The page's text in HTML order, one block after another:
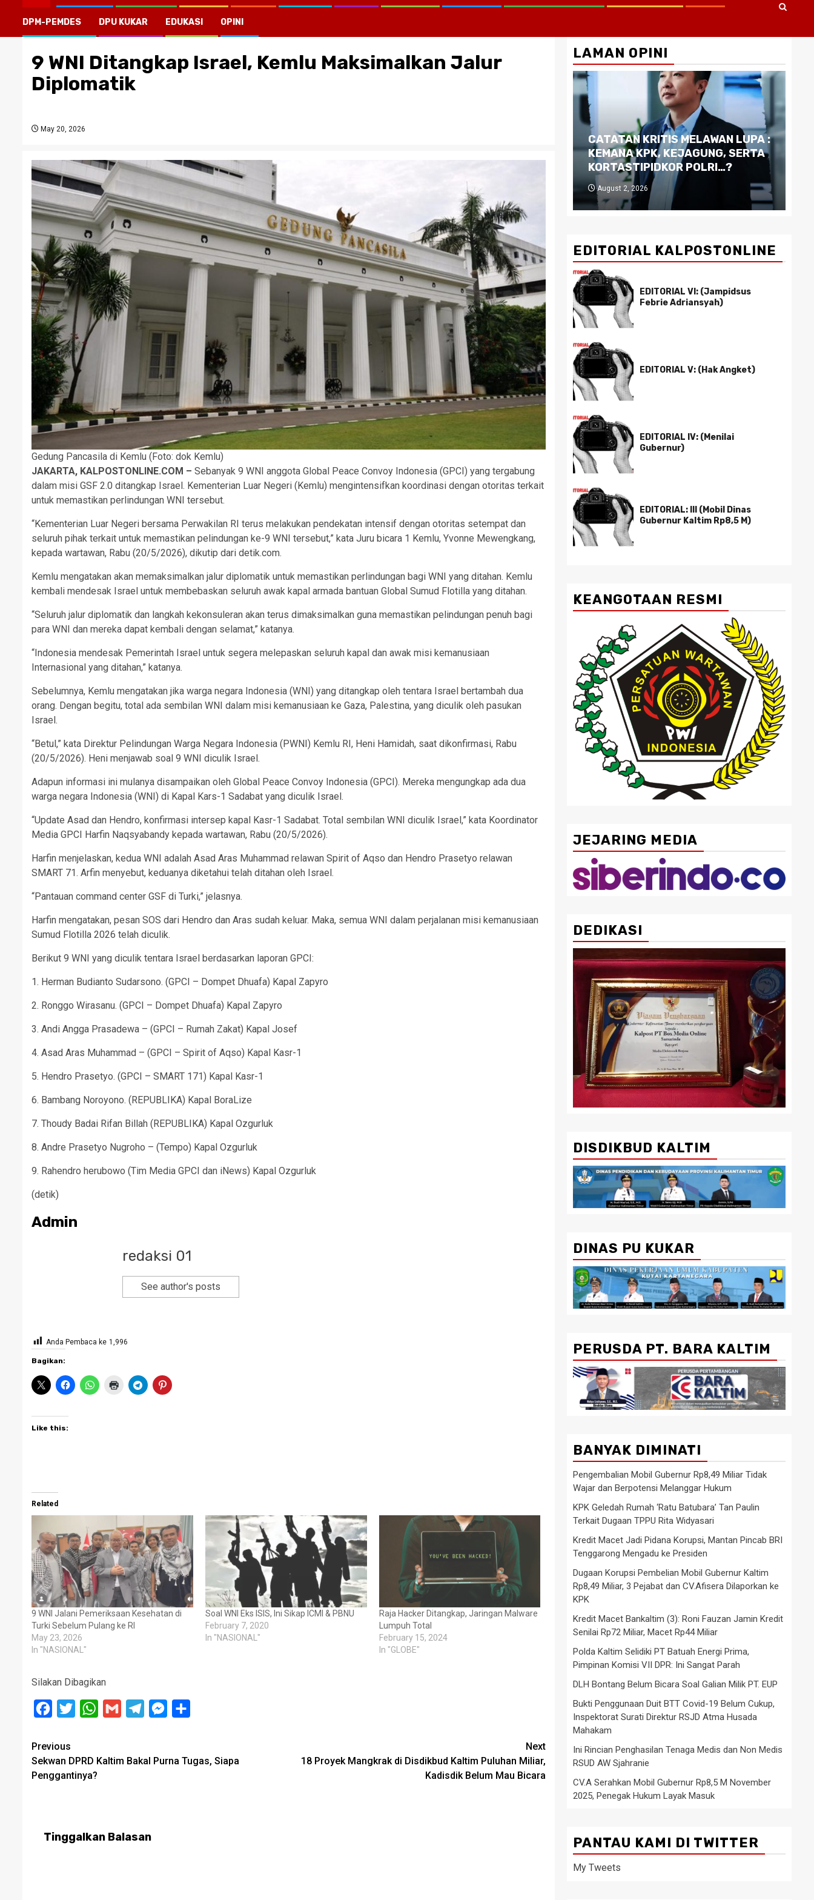
DPM-PEMDES DPU KUKAR EDUKASI OPINI
9 WNI Ditangkap Israel, Kemlu Maksimalkan Jalur
Diplomatik
May 20, 2026
Gedung Pancasila di Kemlu (Foto: dok Kemlu)
JAKARTA, KALPOSTONLINE.COM – Sebanyak 9 WNI anggota Global Peace Convoy Indonesia (GPCI) yang tergabung
dalam misi GSF 2.0 ditangkap Israel. Kementerian Luar Negeri (Kemlu) mengintensifkan koordinasi dengan otoritas terkait
untuk memastikan perlindungan WNI tersebut.
“Kementerian Luar Negeri bersama Perwakilan RI terus melakukan pendekatan intensif dengan otoritas setempat dan
seluruh pihak terkait untuk memastikan pelindungan ke-9 WNI tersebut,” kata Juru bicara 1 Kemlu, Yvonne Mewengkang,
kepada wartawan, Rabu (20/5/2026), dikutip dari detik.com.
Kemlu mengatakan akan memaksimalkan jalur diplomatik untuk memastikan perlindungan bagi WNI yang ditahan. Kemlu
kembali mendesak Israel untuk membebaskan seluruh awak kapal armada bantuan Global Sumud Flotilla yang ditahan.
“Seluruh jalur diplomatik dan langkah kekonsuleran akan terus dimaksimalkan guna memastikan pelindungan penuh bagi
para WNI dan mereka dapat kembali dengan selamat,” katanya.
“Indonesia mendesak Pemerintah Israel untuk segera melepaskan seluruh kapal dan awak misi kemanusiaan
Internasional yang ditahan,” katanya.
Sebelumnya, Kemlu mengatakan jika warga negara Indonesia (WNI) yang ditangkap oleh tentara Israel bertambah dua
orang. Dengan begitu, total ada sembilan WNI dalam misi kemanusiaan ke Gaza, Palestina, yang diculik oleh pasukan
Israel.
“Betul,” kata Direktur Pelindungan Warga Negara Indonesia (PWNI) Kemlu RI, Heni Hamidah, saat dikonfirmasi, Rabu
(20/5/2026). Heni menjawab soal 9 WNI diculik Israel.
Adapun informasi ini mulanya disampaikan oleh Global Peace Convoy Indonesia (GPCI). Mereka mengungkap ada dua
warga negara Indonesia (WNI) di Kapal Kars-1 Sadabat yang diculik Israel.
“Update Asad dan Hendro, konfirmasi intersep kapal Kasr-1 Sadabat. Total sembilan WNI diculik Israel,” kata Koordinator
Media GPCI Harfin Naqsyabandy kepada wartawan, Rabu (20/5/2026).
Harfin menjelaskan, kedua WNI adalah Asad Aras Muhammad relawan Spirit of Aqso dan Hendro Prasetyo relawan
SMART 71. Arfin menyebut, keduanya diketahui telah ditahan oleh Israel.
“Pantauan command center GSF di Turki,” jelasnya.
Harfin mengatakan, pesan SOS dari Hendro dan Aras sudah keluar. Maka, semua WNI dalam perjalanan misi kemanusiaan
Sumud Flotilla 2026 telah diculik.
Berikut 9 WNI yang diculik tentara Israel berdasarkan laporan GPCI:
1. Herman Budianto Sudarsono. (GPCI – Dompet Dhuafa) Kapal Zapyro
2. Ronggo Wirasanu. (GPCI – Dompet Dhuafa) Kapal Zapyro
3. Andi Angga Prasadewa – (GPCI – Rumah Zakat) Kapal Josef
4. Asad Aras Muhammad – (GPCI – Spirit of Aqso) Kapal Kasr-1
5. Hendro Prasetyo. (GPCI – SMART 171) Kapal Kasr-1
6. ⁠Bambang Noroyono. (REPUBLIKA) Kapal BoraLize
7. ⁠Thoudy Badai Rifan Billah (REPUBLIKA) Kapal Ozgurluk
8. ⁠Andre Prasetyo Nugroho – (Tempo) Kapal Ozgurluk
9. Rahendro herubowo (Tim Media GPCI dan iNews) Kapal Ozgurluk
(detik)
Admin
redaksi 01
See author's posts
Anda Pembaca ke 1,996
Bagikan:
Like this:
Related
9 WNI Jalani Pemeriksaan Kesehatan di
Turki Sebelum Pulang ke RI
May 23, 2026
In "NASIONAL"
Soal WNI Eks ISIS, Ini Sikap ICMI & PBNU
February 7, 2020
In "NASIONAL"
Raja Hacker Ditangkap, Jaringan Malware
Lumpuh Total
February 15, 2024
In "GLOBE"
Silakan Dibagikan
Facebook
Twitter WhatsApp
Gmail TelegramMessenger
Post
navigation
Previous
Sekwan DPRD Kaltim Bakal Purna Tugas, Siapa
Penggantinya?
Next
18 Proyek Mangkrak di Disdikbud Kaltim Puluhan Miliar,
Kadisdik Belum Mau Bicara
Tinggalkan Balasan
LAMAN OPINI
CATATAN KRITIS MELAWAN LUPA :
KEMANA KPK, KEJAGUNG, SERTA
KORTASTIPIDKOR POLRI…?
August 2, 2026
EDITORIAL KALPOSTONLINE
EDITORIAL VI: (Jampidsus
Febrie Adriansyah)
EDITORIAL V: (Hak Angket)
EDITORIAL IV: (Menilai
Gubernur)
EDITORIAL: III (Mobil Dinas
Gubernur Kaltim Rp8,5 M)
KEANGOTAAN RESMI
JEJARING MEDIA
DEDIKASI
DISDIKBUD KALTIM
DINAS PU KUKAR
PERUSDA PT. BARA KALTIM
BANYAK DIMINATI
Pengembalian Mobil Gubernur Rp8,49 Miliar Tidak
Wajar dan Berpotensi Melanggar Hukum
KPK Geledah Rumah ‘Ratu Batubara’ Tan Paulin
Terkait Dugaan TPPU Rita Widyasari
Kredit Macet Jadi Pidana Korupsi, Mantan Pincab BRI
Tenggarong Mengadu ke Presiden
Dugaan Korupsi Pembelian Mobil Gubernur Kaltim
Rp8,49 Miliar, 3 Pejabat dan CV.Afisera Dilaporkan ke
KPK
Kredit Macet Bankaltim (3): Roni Fauzan Jamin Kredit
Senilai Rp72 Miliar, Macet Rp44 Miliar
Polda Kaltim Selidiki PT Batuah Energi Prima,
Pimpinan Komisi VII DPR: Ini Sangat Parah
DLH Bontang Belum Bicara Soal Galian Milik PT. EUP
Bukti Penggunaan Duit BTT Covid-19 Belum Cukup,
Inspektorat Surati Direktur RSJD Atma Husada
Mahakam
Ini Rincian Penghasilan Tenaga Medis dan Non Medis
RSUD AW Sjahranie
CV.A Serahkan Mobil Gubernur Rp8,5 M November
2025, Penegak Hukum Layak Masuk
PANTAU KAMI DI TWITTER
My Tweets